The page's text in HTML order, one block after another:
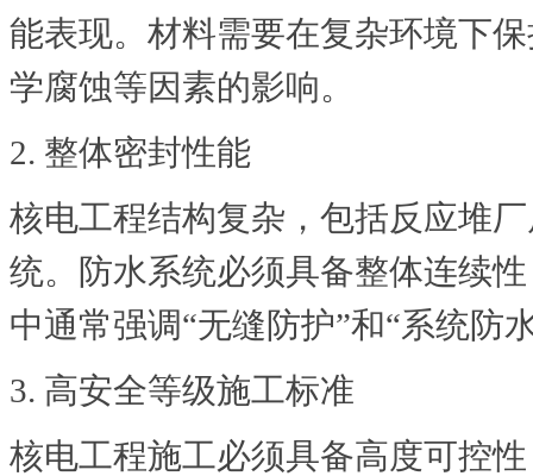
能表现。材料需要在复杂环境下
学腐蚀等因素的影响。
2. 整体密封性能
核电工程结构复杂，包括反应堆
统。防水系统必须具备整体连续
中通常强调“无缝防护”和“系统防
3. 高安全等级施工标准
核电工程施工必须具备高度可控